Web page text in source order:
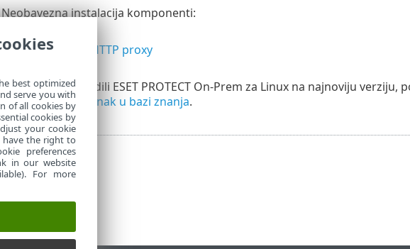
Neobavezna instalacija komponenti:
RD Sensor
• ESET Bridge HTTP proxy
Da biste nadogradili ESET PROTECT On-Prem za Linux na najnoviju verziju,
komponentiili članak u bazi znanja.
best optimized
serve you with
of all cookies by
cookies by
your cookie
have the right to
preferences
in our website
For more